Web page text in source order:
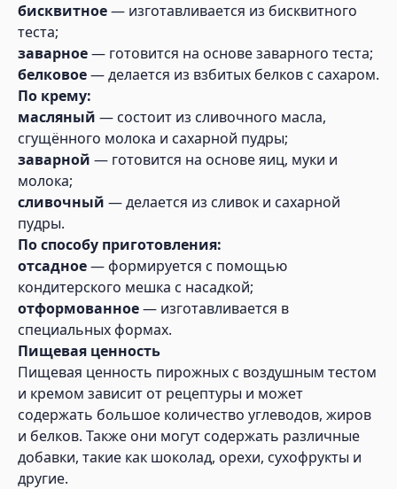
бисквитное— изготавливается из бисквитного
теста;
заварное— готовится на основе заварного теста;
белковое— делается из взбитых белков с сахаром.
По крему:
масляный — состоит из сливочного масла,
сгущённого молока и сахарной пудры;
заварной — готовится на основе яиц, муки и
молока;
сливочный — делается из сливок и сахарной
пудры.
По способу приготовления:
отсадное— формируется с помощью
кондитерского мешка с насадкой;
отформованное— изготавливается в
специальных формах.
Пищевая ценность
Пищевая ценность пирожных с воздушным тестом
и кремом зависит от рецептуры и может
содержать большое количество углеводов, жиров
и белков. Также они могут содержать различные
добавки, такие как шоколад, орехи, сухофрукты и
другие.